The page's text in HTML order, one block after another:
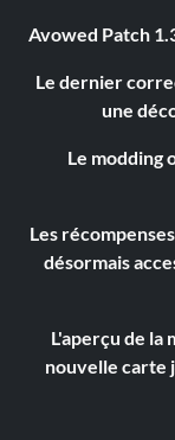
Avowed Patch
Le dernier
une
Le modding
Les
désormais
L'aperçu de la
nouvelle carte